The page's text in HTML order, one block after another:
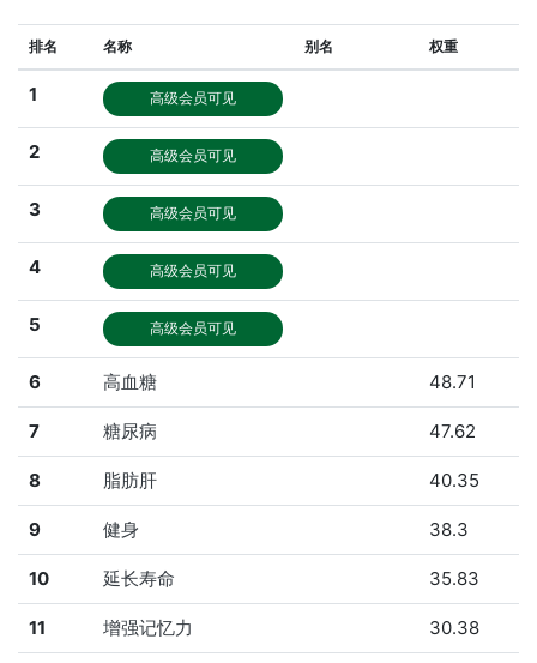
排名 名称 别名 权重
1 高级会员可见
2 高级会员可见
3 高级会员可见
4 高级会员可见
5 高级会员可见
6 高血糖 48.71
7 糖尿病 47.62
8 脂肪肝 40.35
9 健身 38.3
10 延长寿命 35.83
11 增强记忆力 30.38